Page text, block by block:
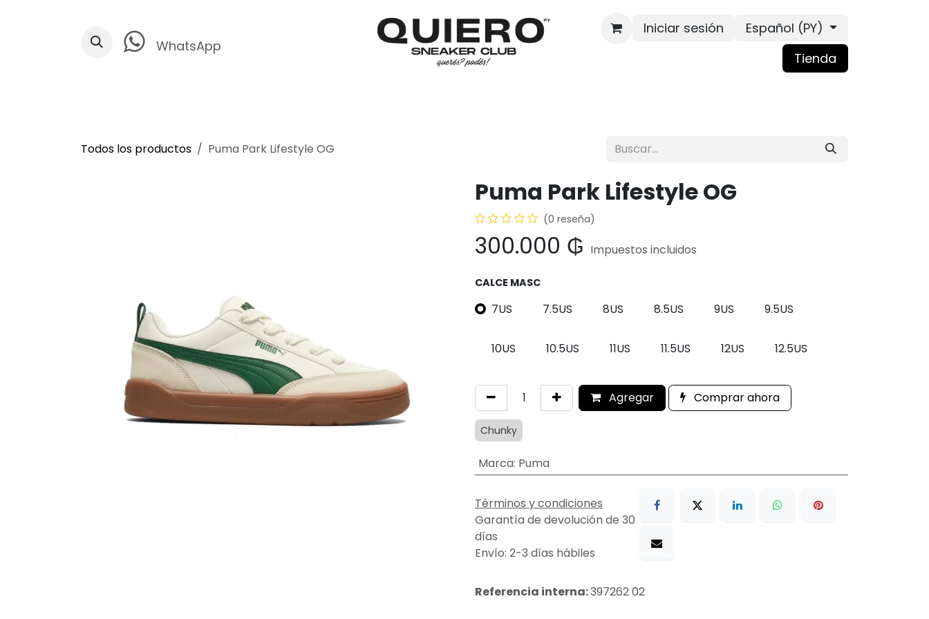
WhatsApp
Iniciar sesión
Español (PY)
Tienda
Todos los productos Puma Park Lifestyle OG
Puma Park Lifestyle OG
(0 reseña)
300.000 ₲ Impuestos incluidos
CALCE MASC
7US 7.5US 8US 8.5US 9US 9.5US
10US 10.5US 11US 11.5US 12US 12.5US
Agregar Comprar ahora
Chunky
Marca: Puma
Términos y condiciones
Garantía de devolución de 30
días
Envío: 2-3 días hábiles
Referencia interna:397262 02